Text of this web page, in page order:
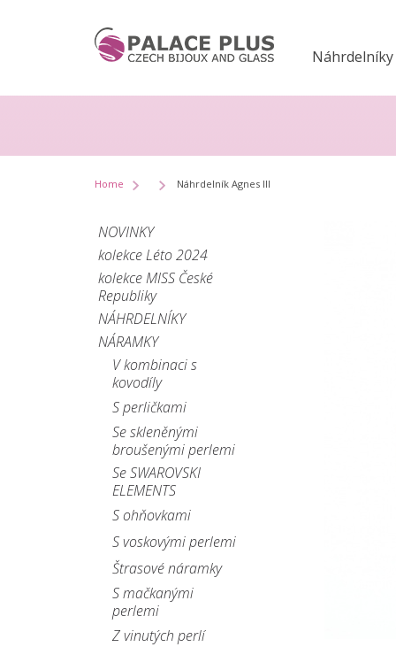
Náhrdelníky
Home Náhrdelník Agnes III
NOVINKY
kolekce Léto 2024
kolekce MISS České
Republiky
NÁHRDELNÍKY
NÁRAMKY
V kombinaci s
kovodíly
S perličkami
Se skleněnými
broušenými perlemi
Se SWAROVSKI
ELEMENTS
S ohňovkami
S voskovými perlemi
Štrasové náramky
S mačkanými
perlemi
Z vinutých perlí